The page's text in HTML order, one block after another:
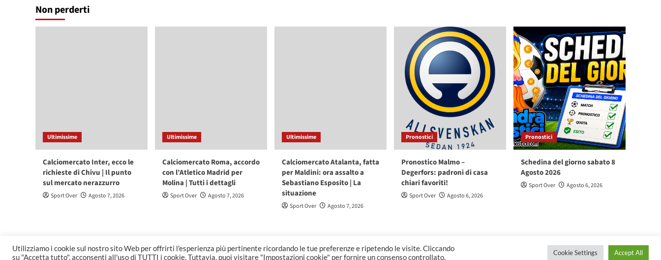
Non perderti
Ultimissime
Calciomercato Inter, ecco le
richieste di Chivu | Il punto
sul mercato nerazzurro
Sport Over Agosto 7, 2026
Ultimissime
Calciomercato Roma, accordo
con l’Atletico Madrid per
Molina | Tutti i dettagli
Sport Over Agosto 7, 2026
Ultimissime
Calciomercato Atalanta, fatta
per Maldini: ora assalto a
Sebastiano Esposito | La
situazione
Sport Over Agosto 7, 2026
Pronostici
Pronostico Malmo –
Degerfors: padroni di casa
chiari favoriti!
Sport Over Agosto 6, 2026
Pronostici
Schedina del giorno sabato 8
Agosto 2026
Sport Over Agosto 6, 2026
Sport Over Ltd Copyright © All rights reserved.|CoverNewsdi AF themes.
Utilizziamo i cookie sul nostro sito Web per offrirti l'esperienza più pertinente ricordando le tue preferenze e ripetendo le visite. Cliccando
su "Accetta tutto", acconsenti all'uso di TUTTI i cookie. Tuttavia, puoi visitare "Impostazioni cookie" per fornire un consenso controllato.
Cookie Settings Accept All